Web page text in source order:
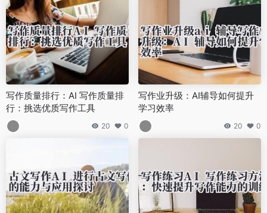
写作质量排行：AI 写作质量排
行：挑选优质写作工具
20 0
写作业升级：AI辅导如何提升
学习效率
20 0